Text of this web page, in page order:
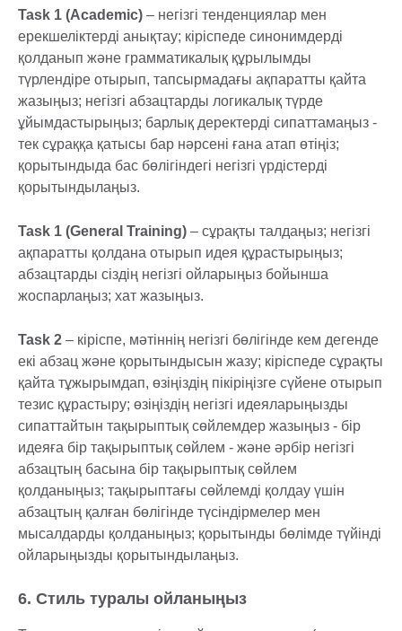
Task 1 (Academic) – негізгі тенденциялар мен
ерекшеліктерді анықтау; кіріспеде синонимдерді
қолданып және грамматикалық құрылымды
түрлендіре отырып, тапсырмадағы ақпаратты қайта
жазыңыз; негізгі абзацтарды логикалық түрде
ұйымдастырыңыз; барлық деректерді сипаттамаңыз -
тек сұраққа қатысы бар нәрсені ғана атап өтіңіз;
қорытындыда бас бөлігіндегі негізгі үрдістерді
қорытындылаңыз.
Task 1 (General Training) – сұрақты талдаңыз; негізгі
ақпаратты қолдана отырып идея құрастырыңыз;
абзацтарды сіздің негізгі ойларыңыз бойынша
жоспарлаңыз; хат жазыңыз.
Task 2 – кіріспе, мәтіннің негізгі бөлігінде кем дегенде
екі абзац және қорытындысын жазу; кіріспеде сұрақты
қайта тұжырымдап, өзіңіздің пікіріңізге сүйене отырып
тезис құрастыру; өзіңіздің негізгі идеяларыңызды
сипаттайтын тақырыптық сөйлемдер жазыңыз - бір
идеяға бір тақырыптық сөйлем - және әрбір негізгі
абзацтың басына бір тақырыптық сөйлем
қолданыңыз; тақырыптағы сөйлемді қолдау үшін
абзацтың қалған бөлігінде түсіндірмелер мен
мысалдарды қолданыңыз; қорытынды бөлімде түйінді
ойларыңызды қорытындылаңыз.
6. Стиль туралы ойланыңыз